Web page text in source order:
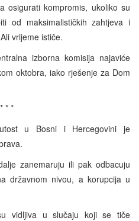
osigurati kompromis, ukoliko su
od maksimalističkih zahtjeva i
vrijeme ističe.
izborna komisija najaviće
oktobra, iako rješenje za Dom
* * *
u Bosni i Hercegovini je
zanemaruju ili pak odbacuju
državnom nivou, a korupcija u
vidljiva u slučaju koji se tiče